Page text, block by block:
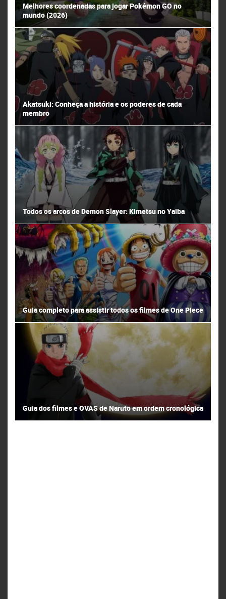
Melhores coordenadas para jogar Pokémon GO no
mundo (2026)
Akatsuki: Conheça a história e os poderes de cada
membro
Todos os arcos de Demon Slayer: Kimetsu no Yaiba
Guia completo para assistir todos os filmes de One Piece
Guia dos filmes e OVAS de Naruto em ordem cronológica